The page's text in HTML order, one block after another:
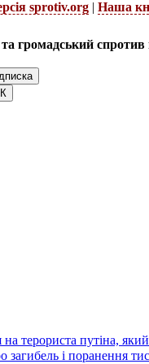
sprotiv.org | Наша
громадський
терориста путіна,
загибель і поранення